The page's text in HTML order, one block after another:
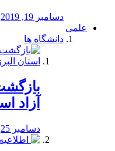
دسامبر 19, 2019
علمی
دانشگاه ها
آزاد
دسامبر 25, 2019